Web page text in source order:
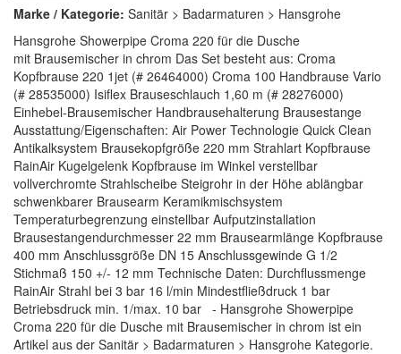
Marke / Kategorie: Sanitär > Badarmaturen > Hansgrohe
Hansgrohe Showerpipe Croma 220 für die Dusche
mit Brausemischer in chrom Das Set besteht aus: Croma
Kopfbrause 220 1jet (# 26464000) Croma 100 Handbrause Vario
(# 28535000) Isiflex Brauseschlauch 1,60 m (# 28276000)
Einhebel-Brausemischer Handbrausehalterung Brausestange
Ausstattung/Eigenschaften: Air Power Technologie Quick Clean
Antikalksystem Brausekopfgröße 220 mm Strahlart Kopfbrause
RainAir Kugelgelenk Kopfbrause im Winkel verstellbar
vollverchromte Strahlscheibe Steigrohr in der Höhe ablängbar
schwenkbarer Brausearm Keramikmischsystem
Temperaturbegrenzung einstellbar Aufputzinstallation
Brausestangendurchmesser 22 mm Brausearmlänge Kopfbrause
400 mm Anschlussgröße DN 15 Anschlussgewinde G 1/2
Stichmaß 150 +/- 12 mm Technische Daten: Durchflussmenge
RainAir Strahl bei 3 bar 16 l/min Mindestfließdruck 1 bar
Betriebsdruck min. 1/max. 10 bar - Hansgrohe Showerpipe
Croma 220 für die Dusche mit Brausemischer in chrom ist ein
Artikel aus der Sanitär > Badarmaturen > Hansgrohe Kategorie.